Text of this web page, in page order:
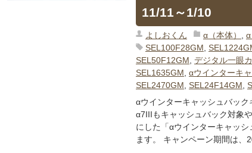
11/11～1/10
よしおくん α（本体） , α
SEL100F28GM,
SEL50F12GM, デジタル一眼
SEL1635GM, αウインターキ
SEL2470GM, SEL24F14GM,
αウインターキャッシュバッ
α7IIIもキャッシュバック対象
にした「αウインターキャッ
ます。 キャンペーン期間は、